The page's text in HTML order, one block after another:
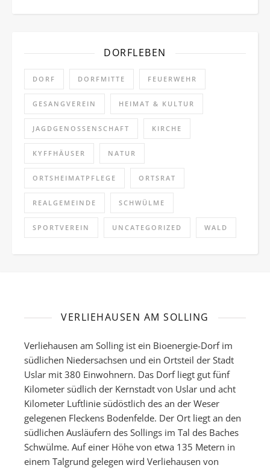
Link
DORFLEBEN
DORF DORFMITTE FEUERWEHR
GESANGVEREIN HEIMAT & KULTUR
JAGDGENOSSENSCHAFT KIRCHE
KYFFHÄUSER NATUR
ORTSHEIMATPFLEGE ORTSRAT
REALGEMEINDE SCHWÜLME
SPORTVEREIN UNCATEGORIZED WALD
VERLIEHAUSEN AM SOLLING
Verliehausen am Solling ist ein Bioenergie-Dorf im
südlichen Niedersachsen und ein Ortsteil der Stadt
Uslar mit 380 Einwohnern. Das Dorf liegt gut fünf
Kilometer südlich der Kernstadt von Uslar und acht
Kilometer Luftlinie südöstlich des an der Weser
gelegenen Fleckens Bodenfelde. Der Ort liegt an den
südlichen Ausläufern des Sollings im Tal des Baches
Schwülme. Auf einer Höhe von etwa 135 Metern in
einem Talgrund gelegen wird Verliehausen von